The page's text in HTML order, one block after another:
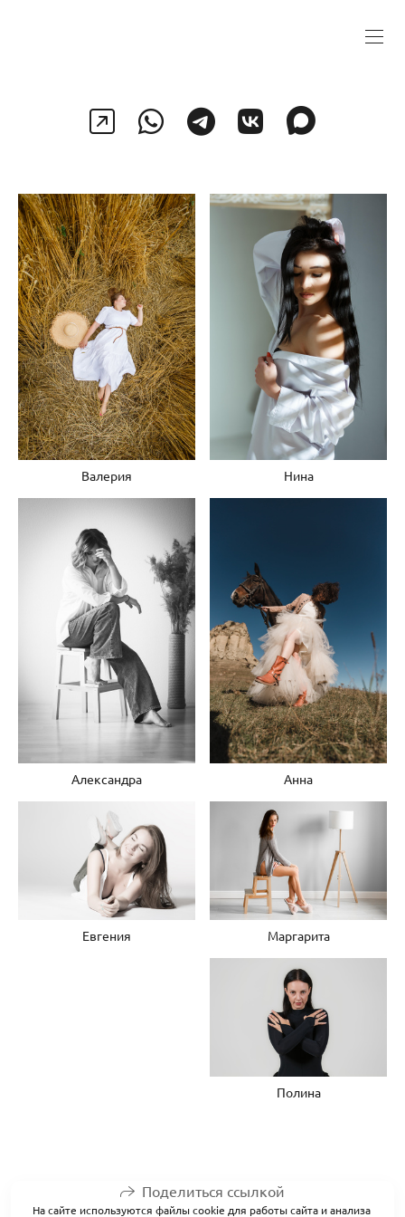
Валерия Нина
Александра Анна
Евгения Маргарита
Полина
Поделиться ссылкой
На сайте используются файлы cookie для работы сайта и анализа